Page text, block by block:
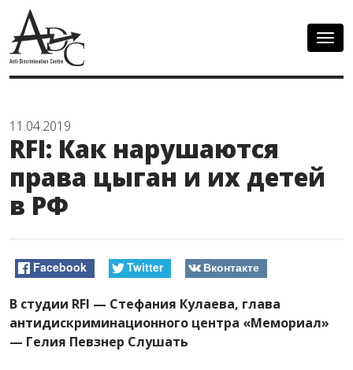
11.04.2019
RFI: Как нарушаются
права цыган и их детей
в РФ
Facebook Twitter Вконтакте
В студии RFI — Стефания Кулаева, глава
антидискриминационного центра «Мемориал»
— Гелия Певзнер Слушать